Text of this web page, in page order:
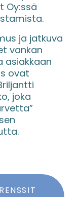
Oy:ssä
ja jatkuva
vankan
asiakkaan
ovat
joka